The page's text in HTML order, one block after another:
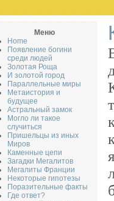
Меню
Home
Появление богини
среди людей
Золотая Роща
И золотой город
Параллельные миры
Метаистория и
будущее
Астральный замок
Могло ли такое
случиться
Пришельцы из иных
Миров
Каменные цепи
Загадки Мегалитов
Мегалиты Франции
Некоторые гипотезы
Поразительные факты
Где ответ?